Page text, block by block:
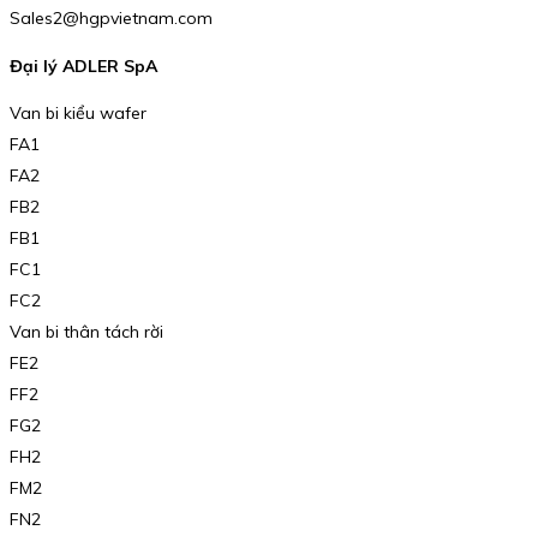
Sales2@hgpvietnam.com
Đại lý ADLER SpA
Van bi kiểu wafer
FA1
FA2
FB2
FB1
FC1
FC2
Van bi thân tách rời
FE2
FF2
FG2
FH2
FM2
FN2